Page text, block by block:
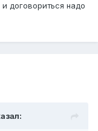
договориться надо